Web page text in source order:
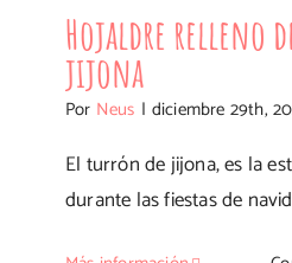
Hojaldre relleno
jijona
Por Neus | diciembre 29th,
El turrón de jijona, es la
durante las fiestas de